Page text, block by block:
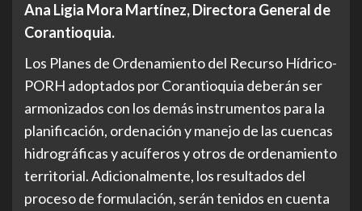
Ana Ligia Mora Martínez, Directora General de
Corantioquia.
Los Planes de Ordenamiento del Recurso Hídrico-
PORH adoptados por Corantioquia deberán ser
armonizados con los demás instrumentos para la
planificación, ordenación y manejo de las cuencas
hidrográficas y acuíferos y otros de ordenamiento
territorial. Adicionalmente, los resultados del
proceso de formulación, serán tenidos en cuenta